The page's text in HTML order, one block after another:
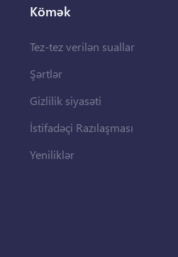
Kömək
Tez-tez verilən suallar
Şərtlər
Gizlilik siyasəti
İstifadəçi Razılaşması
Yeniliklər